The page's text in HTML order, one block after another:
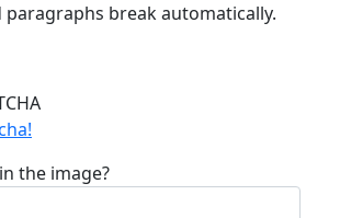
paragraphs break automatically.
the image?